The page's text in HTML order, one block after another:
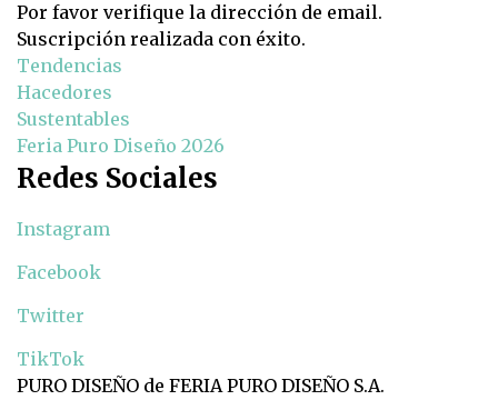
Por favor verifique la dirección de email.
Suscripción realizada con éxito.
Tendencias
Hacedores
Sustentables
Feria Puro Diseño 2026
Redes Sociales
Instagram
Facebook
Twitter
TikTok
PURO DISEÑO de FERIA PURO DISEÑO S.A.